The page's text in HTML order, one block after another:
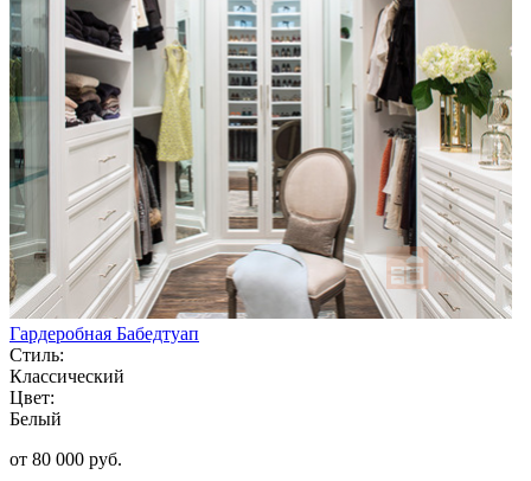
Гардеробная Бабедтуап
Стиль:
Классический
Цвет:
Белый
от 80 000 руб.